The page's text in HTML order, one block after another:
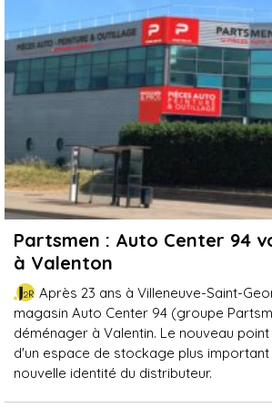
Partsmen : Auto Center 94
à Valenton
Après 23 ans à Villeneuve-Saint-
magasin Auto Center 94 (groupe
déménager à Valentin. Le nouveau
d'un espace de stockage plus
nouvelle identité du distributeur.